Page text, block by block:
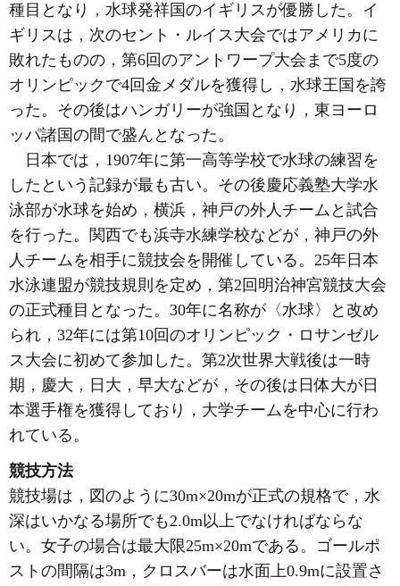
種目となり，水球発祥国のイギリスが優勝した。イ
ギリスは，次のセント・ルイス大会ではアメリカに
敗れたものの，第6回のアントワープ大会まで5度の
オリンピックで4回金メダルを獲得し，水球王国を誇
った。その後はハンガリーが強国となり，東ヨーロ
ッパ諸国の間で盛んとなった。
日本では，1907年に第一高等学校で水球の練習を
したという記録が最も古い。その後慶応義塾大学水
泳部が水球を始め，横浜，神戸の外人チームと試合
を行った。関西でも浜寺水練学校などが，神戸の外
人チームを相手に競技会を開催している。25年日本
水泳連盟が競技規則を定め，第2回明治神宮競技大会
の正式種目となった。30年に名称が〈水球〉と改め
られ，32年には第10回のオリンピック・ロサンゼル
ス大会に初めて参加した。第2次世界大戦後は一時
期，慶大，日大，早大などが，その後は日体大が日
本選手権を獲得しており，大学チームを中心に行わ
れている。
競技方法
競技場は，図のように30m×20mが正式の規格で，水
深はいかなる場所でも2.0m以上でなければならな
い。女子の場合は最大限25m×20mである。ゴールポ
ストの間隔は3m，クロスバーは水面上0.9mに設置さ